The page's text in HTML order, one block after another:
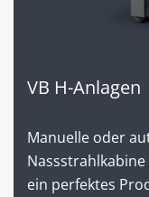
VB H-Anlagen
Manuelle oder
ein perfektes